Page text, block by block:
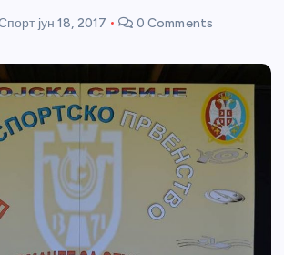
јун 18, 2017 0 Comments